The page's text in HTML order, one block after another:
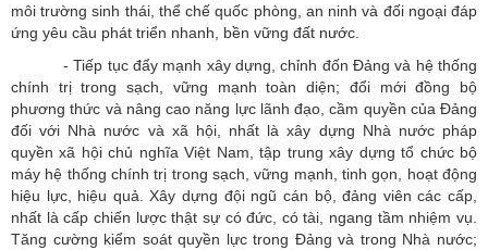
môi trường sinh thái, thể chế quốc phòng, an ninh và đối ngoại đáp
ứng yêu cầu phát triển nhanh, bền vững đất nước.
- Tiếp tục đẩy mạnh xây dựng, chỉnh đốn Đảng và hệ thống
chính trị trong sạch, vững mạnh toàn diện; đổi mới đồng bộ
phương thức và nâng cao năng lực lãnh đạo, cầm quyền của Đảng
đối với Nhà nước và xã hội, nhất là xây dựng Nhà nước pháp
quyền xã hội chủ nghĩa Việt Nam, tập trung xây dựng tổ chức bộ
máy hệ thống chính trị trong sạch, vững mạnh, tinh gọn, hoạt động
hiệu lực, hiệu quả. Xây dựng đội ngũ cán bộ, đảng viên các cấp,
nhất là cấp chiến lược thật sự có đức, có tài, ngang tầm nhiệm vụ.
Tăng cường kiểm soát quyền lực trong Đảng và trong Nhà nước;